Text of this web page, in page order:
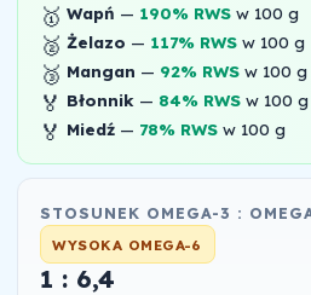
🥇 Wapń — 190% RWSw 100 g
🥈 Żelazo — 117% RWSw 100 g
🥉 Mangan — 92% RWSw 100 g
🏅 Błonnik— 84% RWSw 100 g
🏅 Miedź— 78% RWSw 100 g
STOSUNEK OMEGA-3 :
WYSOKA OMEGA-6
1 : 6,4